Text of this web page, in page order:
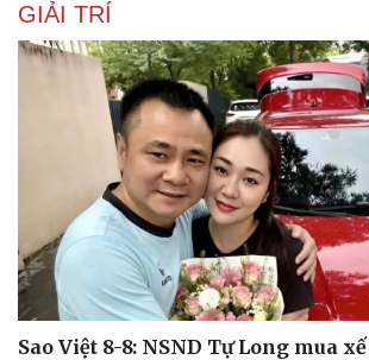
GIẢI TRÍ
Sao Việt 8-8: NSND Tự Long mua